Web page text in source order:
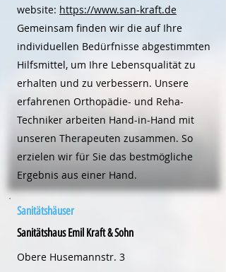
website: https://www.san-kraft.de
Gemeinsam finden wir die auf Ihre
individuellen Bedürfnisse abgestimmten
Hilfsmittel, um Ihre Lebensqualität zu
erhalten und zu verbessern. Unsere
erfahrenen Orthopädie- und Reha-
Techniker arbeiten Hand-in-Hand mit
unseren Therapeuten zusammen. So
erzielen wir für Sie das bestmögliche
Ergebnis aus einer Hand.
Sanitätshäuser
Sanitätshaus Emil Kraft & Sohn
Obere Husemannstr. 3